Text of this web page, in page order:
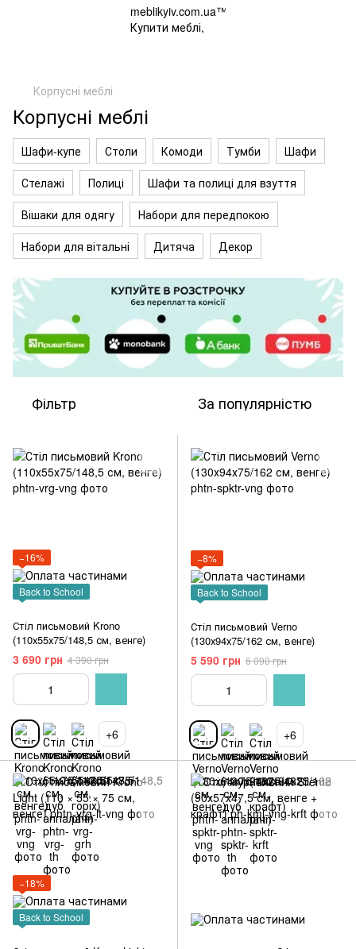
Корпусні меблі
Корпусні меблі
Шафи-купе Столи Комоди Тумби
Шафи
Стелажі
Полиці
Шафи та полиці для взуття
Вішаки для одягу
Набори для передпокою
Набори для вітальні
Дитяча Декор
Фільтр За популярністю
−16%
Back to School
Стіл письмовий Krono
(110х55х75/148,5 см, венге)
3 690 грн 4 390 грн
+6
−8%
Back to School
Стіл письмовий Verno
(130х94х75/162 см, венге)
5 590 грн 6 090 грн
+6
−18%
Back to School